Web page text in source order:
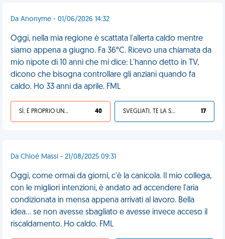
Da Anonyme - 01/06/2026 14:32
Oggi, nella mia regione è scattata l'allerta caldo mentre
siamo appena a giugno. Fa 36°C. Ricevo una chiamata da
mio nipote di 10 anni che mi dice: L'hanno detto in TV,
dicono che bisogna controllare gli anziani quando fa
caldo. Ho 33 anni da aprile. FML
SÌ, È PROPRIO UNA VDM! 40 SVEGLIATI, TE LA SEI CERCATA! 17
Da Chloé Massi - 21/08/2025 09:31
Oggi, come ormai da giorni, c'è la canicola. Il mio collega,
con le migliori intenzioni, è andato ad accendere l'aria
condizionata in mensa appena arrivati al lavoro. Bella
idea... se non avesse sbagliato e avesse invece acceso il
riscaldamento. Ho caldo. FML